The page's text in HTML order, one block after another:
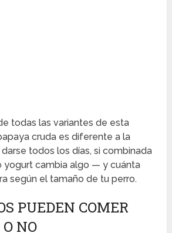
todas las variantes de esta
cruda es diferente a la
todos los días, si combinada
yogurt cambia algo — y cuánta
según el tamaño de tu perro.
PUEDEN COMER
NO